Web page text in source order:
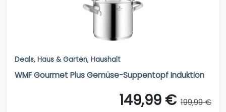
Deals, Haus & Garten, Haushalt
WMF Gourmet Plus Gemüse-Suppentopf Induktion
149,99 € 199,99 €